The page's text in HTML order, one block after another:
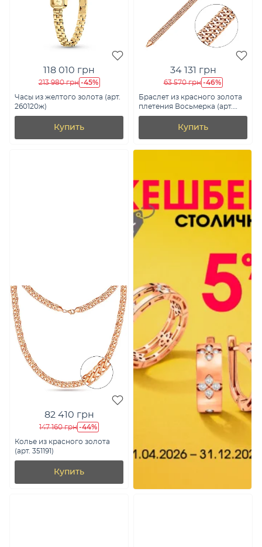
118 010 грн
213 980 грн -45%
Часы из желтого золота (арт.
260120ж)
Купить
34 131 грн
63 570 грн -46%
Браслет из красного золота
плетения Восьмерка (арт.
311805)
Купить
82 410 грн
147 160 грн -44%
Колье из красного золота
(арт. 351191)
Купить